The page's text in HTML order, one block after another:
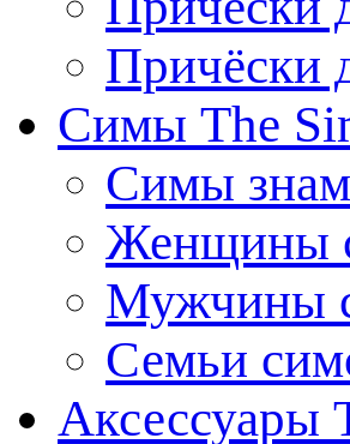
Причёски
Симы The
Симы
Женщины
Мужчины
Семьи
Аксессуары